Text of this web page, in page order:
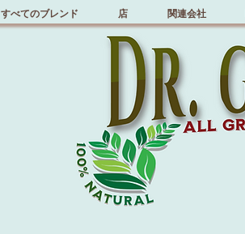
すべてのブレンド 店 関連会社